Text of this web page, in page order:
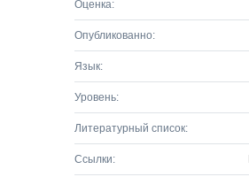
Оценка:
Опубликованно:
Язык:
Уровень:
Литературный список:
Ссылки: